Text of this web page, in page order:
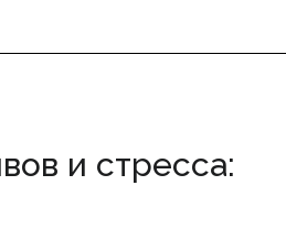
и стресса: